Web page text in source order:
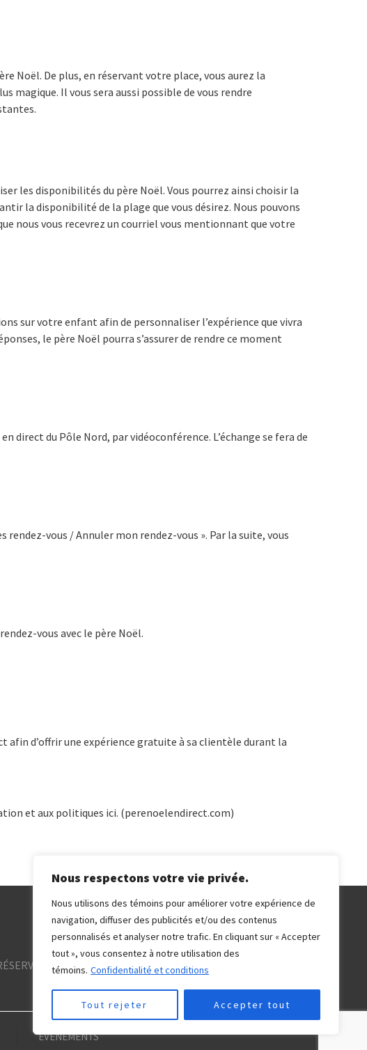
Nous respectons votre vie privée.
Nous utilisons des témoins pour améliorer votre expérience de
navigation, diffuser des publicités et/ou des contenus
personnalisés et analyser notre trafic. En cliquant sur « Accepter
tout », vous consentez à notre utilisation des
témoins. Confidentialité et conditions
Tout rejeter Accepter tout
Noël. De plus, en réservant votre place, vous aurez la
Il vous sera aussi possible de vous rendre
les disponibilités du père Noël. Vous pourrez ainsi choisir la
la disponibilité de la plage que vous désirez. Nous pouvons
nous vous recevrez un courriel vous mentionnant que votre
sur votre enfant afin de personnaliser l’expérience que vivra
le père Noël pourra s’assurer de rendre ce moment
direct du Pôle Nord, par vidéoconférence. L’échange se fera de
rendez-vous / Annuler mon rendez-vous ». Par la suite, vous
vous avec le père Noël.
d’offrir une expérience gratuite à sa clientèle durant la
et aux politiques ici. (perenoelendirect.com)
ÉVÉNEMENTS